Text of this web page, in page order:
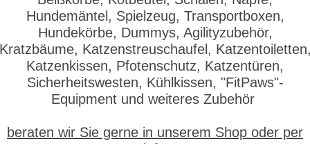
Hundemäntel, Spielzeug, Transportboxen,
Hundekörbe, Dummys, Agilityzubehör,
Katzenstreuschaufel,
Katzenkissen, Pfotenschutz, Katzentüren,
Sicherheitswesten, Kühlkissen, "FitPaws"-
Equipment und weiteres Zubehör
beraten wir Sie gerne in unserem Shop oder per